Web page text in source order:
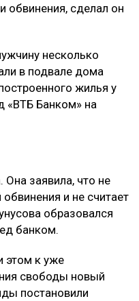
обвинения, сделал он
несколько
в подвале дома
жилья у
«ВТБ Банком» на
заявила, что не
и не считает
образовался
банком.
этом к уже
свободы новый
постановили